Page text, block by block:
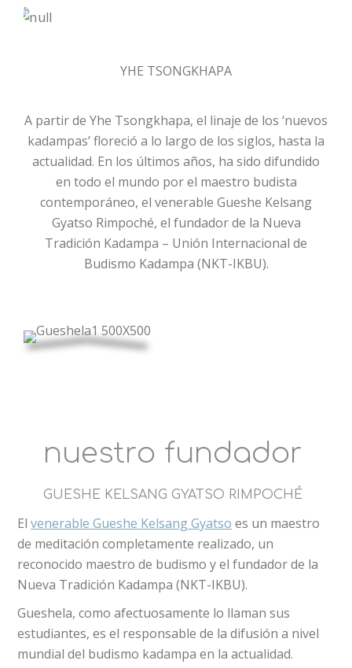
YHE TSONGKHAPA
A partir de Yhe Tsongkhapa, el linaje de los ‘nuevos
kadampas’ floreció a lo largo de los siglos, hasta la
actualidad. En los últimos años, ha sido difundido
en todo el mundo por el maestro budista
contemporáneo, el venerable Gueshe Kelsang
Gyatso Rimpoché, el fundador de la Nueva
Tradición Kadampa – Unión Internacional de
Budismo Kadampa (NKT-IKBU).
nuestro fundador
GUESHE KELSANG GYATSO RIMPOCHÉ
El venerable Gueshe Kelsang Gyatso es un maestro
de meditación completamente realizado, un
reconocido maestro de budismo y el fundador de la
Nueva Tradición Kadampa (NKT-IKBU).
Gueshela, como afectuosamente lo llaman sus
estudiantes, es el responsable de la difusión a nivel
mundial del budismo kadampa en la actualidad.